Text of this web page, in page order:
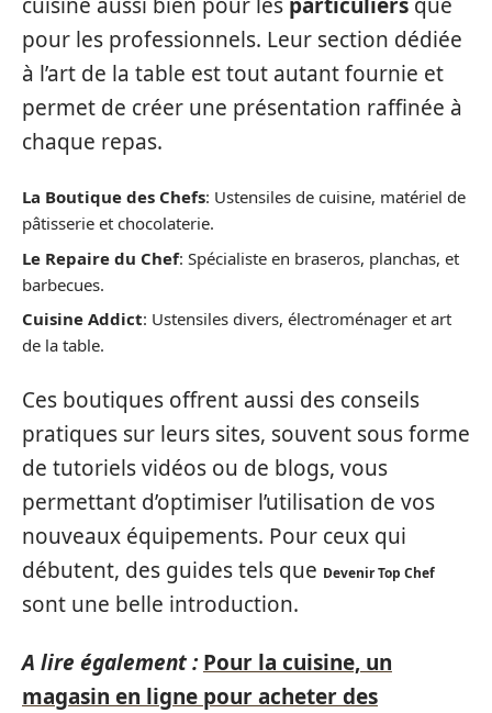
pour les professionnels. Leur section dédiée
à l’art de la table est tout autant fournie et
permet de créer une présentation raffinée à
chaque repas.
La Boutique des Chefs: Ustensiles de cuisine, matériel de
pâtisserie et chocolaterie.
Le Repaire du Chef: Spécialiste en braseros, planchas, et
barbecues.
Cuisine Addict: Ustensiles divers, électroménager et art
de la table.
Ces boutiques offrent aussi des conseils
pratiques sur leurs sites, souvent sous forme
de tutoriels vidéos ou de blogs, vous
permettant d’optimiser l’utilisation de vos
nouveaux équipements. Pour ceux qui
débutent, des guides tels que Devenir Top Chef
sont une belle introduction.
A lire également : Pour la cuisine, un
magasin en ligne pour acheter des